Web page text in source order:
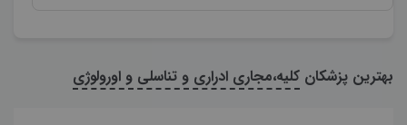
بهترین پزشکان کلیه،مجاری ادراری و تناسلی و اورولوژی